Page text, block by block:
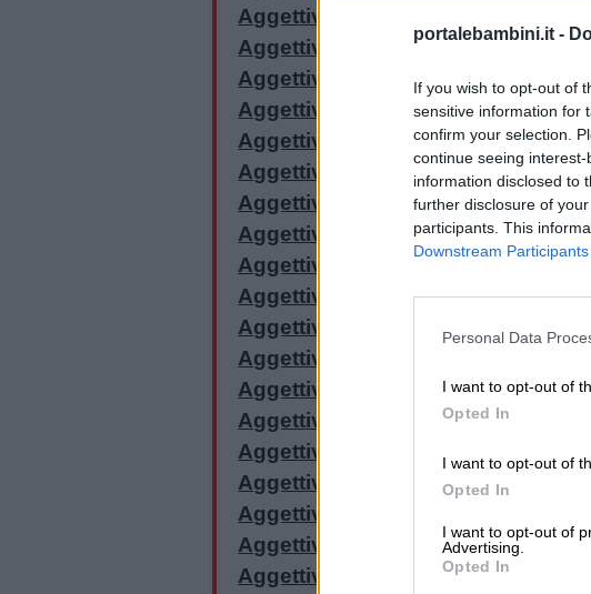
portalebambini.it -
If you wish to opt-out of
sensitive information for
confirm your selection.
continue seeing
information disclosed to
further disclosure of
participants. This
Downstream Participants
Personal Data
I want to opt-out of
Opted In
I want to opt-out of
Opted In
I want to opt-out of
Advertising.
Opted In
Aggettivi con la A
Aggettivi con la B
Aggettivi con la C
Aggettivi con la D
Aggettivi con la E
Aggettivi con la F
Aggettivi con la G
Aggettivi con la I
Aggettivi con la L
Aggettivi con la M
Aggettivi con la O
Aggettivi con la P
Aggettivi con la Q
Aggettivi con la R
Aggettivi con la S
Aggettivi con la T
Aggettivi con la U
Aggettivi con la V
Aggettivi con la Z